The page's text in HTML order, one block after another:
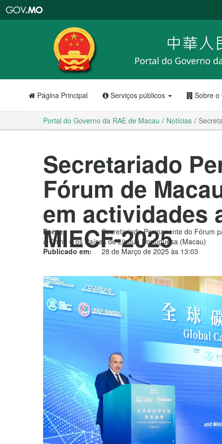
RAE
de
Macau
Página Principal Serviços públicos Sobre
Portal do Governo da RAE de Macau Notícias
Secretariado
Fórum de
em actividades
MIECF-2025
Fonte:
Secretariado Permanente do Fórum
a China e os Países de Língua Portuguesa (Macau)
Publicado em:
28 de Março de 2025 às 13:03